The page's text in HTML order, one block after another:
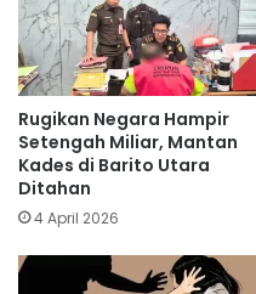
Rugikan Negara Hampir
Setengah Miliar, Mantan
Kades di Barito Utara
Ditahan
4 April 2026